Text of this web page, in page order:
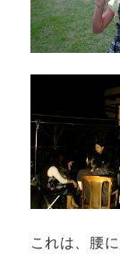
これは、腰